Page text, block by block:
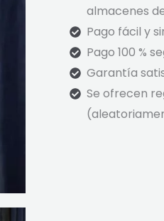
almacenes
Pago fácil y
Pago 100 %
Garantía
Se ofrecen